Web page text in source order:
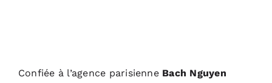
Confiée à l’agence parisienne Bach Nguyen